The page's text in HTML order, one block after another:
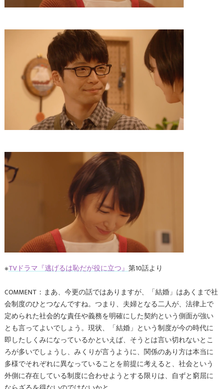
※TVドラマ『逃げるは恥だが役に立つ』第10話より
COMMENT：まあ、今更の話ではありますが、「結婚」はあくまで社
会制度のひとつなんですね。つまり、夫婦となる二人が、法律上で
定められた社会的な責任や義務を明確にした契約という側面が強い
とも言ってよいでしょう。現状、「結婚」という制度が今の時代に
即したしくみになっているかといえば、そうとは言い切れないとこ
ろが多いでしょうし、みくりが言うように、関係のあり方は本当に
多様でそれぞれに異なっていることを前提に考えると、社会という
外側に存在している制度に合わせようとする限りは、自ずと窮屈に